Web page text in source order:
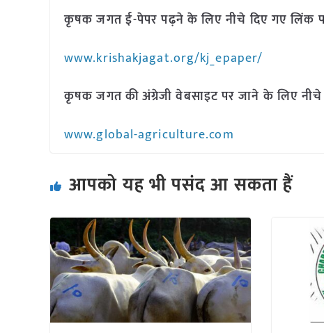
कृषक जगत ई-पेपर पढ़ने के लिए नीचे दिए गए लिंक
www.krishakjagat.org/kj_epaper/
कृषक जगत की अंग्रेजी वेबसाइट पर जाने के लिए
www.global-agriculture.com
आपको यह भी पसंद आ सकता हैं